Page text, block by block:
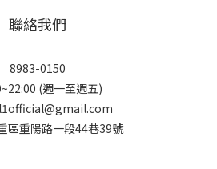
聯絡我們
8983-0150
(週一至週五)
區重陽路一段44巷39號